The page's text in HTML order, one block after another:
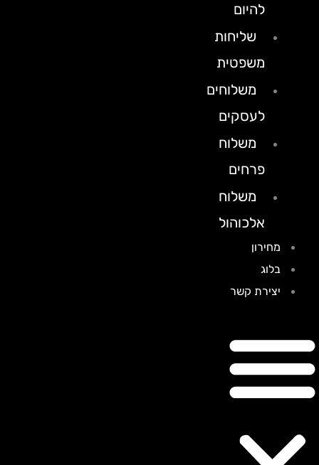
להיום
שליחות
משפטית
משלוחים
לעסקים
משלוח
פרחים
משלוח
אלכוהול
מחירון
בלוג
יצירת קשר